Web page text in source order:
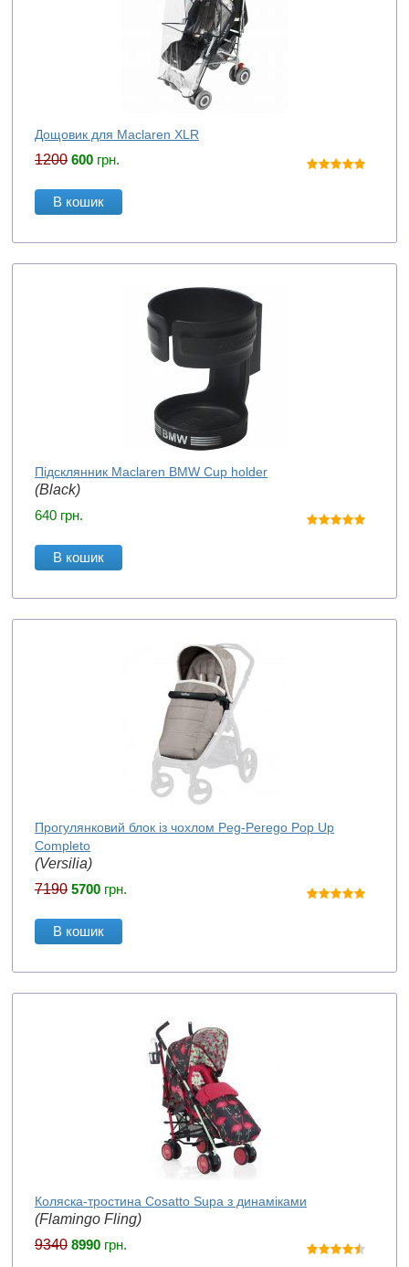
Дощовик для Maclaren XLR
1200 600 грн.
В кошик
Підсклянник Maclaren BMW Cup holder
(Black)
640 грн.
В кошик
Прогулянковий блок із чохлом Peg-Perego Pop Up
Completo
(Versilia)
7190 5700 грн.
В кошик
Коляска-тростина Cosatto Supa з динаміками
(Flamingo Fling)
9340 8990 грн.